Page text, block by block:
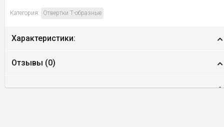
Категория: Отвертки Т-образные
Характеристики:
Отзывы (0)